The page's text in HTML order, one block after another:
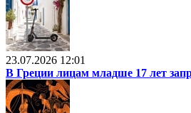
23.07.2026 12:01
В Греции лицам младше 17 лет